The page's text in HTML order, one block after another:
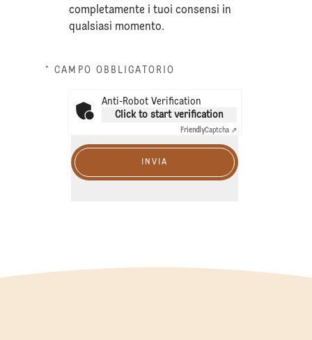
completamente i tuoi consensi in
qualsiasi momento.
* CAMPO OBBLIGATORIO
Anti-Robot Verification
Click to start verification
FriendlyCaptcha ⇗
INVIA